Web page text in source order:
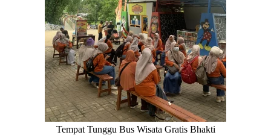
Tempat Tunggu Bus Wisata Gratis Bhakti